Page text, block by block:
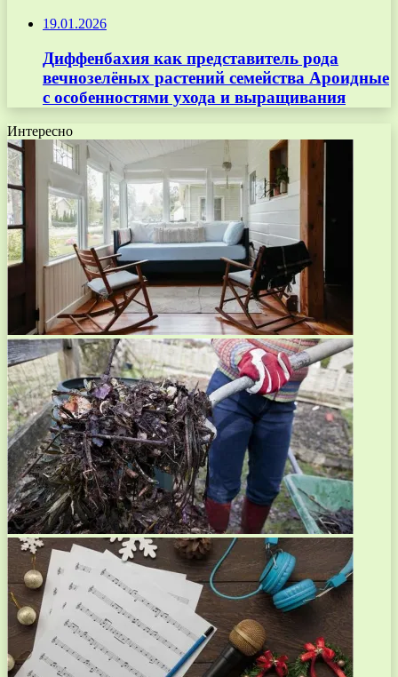
19.01.2026
Диффенбахия как представитель рода
вечнозелёных растений семейства Ароидные
с особенностями ухода и выращивания
Интересно